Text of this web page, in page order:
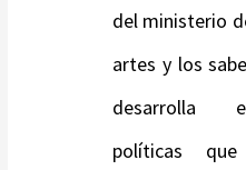
del ministerio
artes y los
desarrolla
políticas